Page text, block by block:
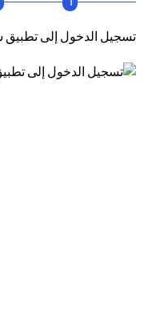
تسجيل الدخول إلى تطبيق